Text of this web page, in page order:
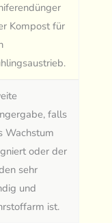
Kompost für
falls
Wachstum
oder der
sehr
und
ist.